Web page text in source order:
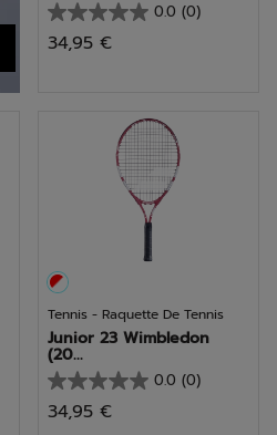
0.0 (0)
0.0
sur
34,95 €
Tennis - Raquette De Tennis
Junior 23 Wimbledon
(20...
0.0 (0)
0.0
sur
34,95 €